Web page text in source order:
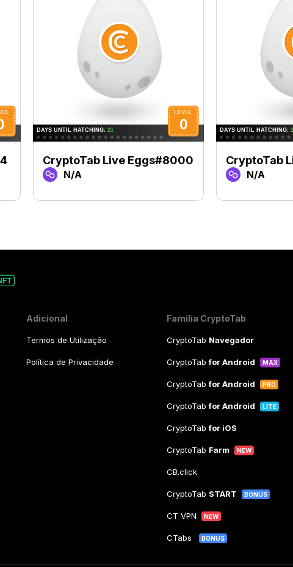
CryptoTab Live Eggs#8000
N/A
CryptoTab
N/A
Adicional
Termos de Utilização
Política de Privacidade
Família CryptoTab
CryptoTab Navegador
CryptoTabfor Android MAX
CryptoTabfor Android PRO
CryptoTabfor Android LITE
CryptoTabfor iOS
CryptoTab Farm NEW
CB.click
CryptoTab START BONUS
CT VPN NEW
CTabs BONUS